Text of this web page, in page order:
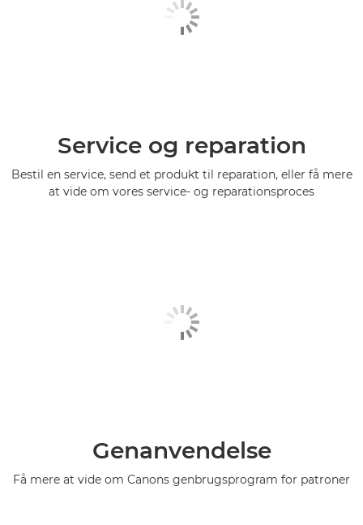
Service og reparation
Bestil en service, send et produkt til reparation, eller få mere
at vide om vores service- og reparationsproces
Genanvendelse
Få mere at vide om Canons genbrugsprogram for patroner